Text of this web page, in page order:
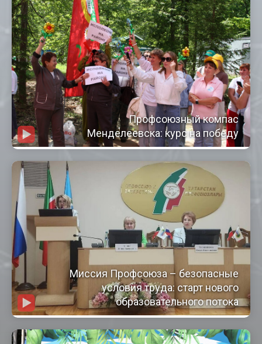
Профсоюзный компас
Менделеевска: курс на победу
Миссия Профсоюза – безопасные
условия труда: старт нового
образовательного потока